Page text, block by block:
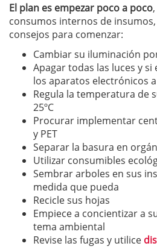
El plan es empezar poco a poco
consumos internos de
consejos para comenzar:
Cambiar su iluminación
Apagar todas las luces y
los aparatos electrónicos
Regula la temperatura de
25ºC
Procurar implementar
y PET
Separar la basura en
Utilizar consumibles
Sembrar arboles en sus
medida que pueda
Recicle sus hojas
Empiece a concientizar a
tema ambiental
Revise las fugas y utilice